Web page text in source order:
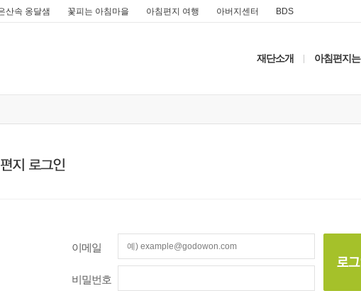
산속 옹달샘 꽃피는 아침마을 아침편지 여행 아버지센터 BDS
재단소개 아침편지는
이메일
비밀번호